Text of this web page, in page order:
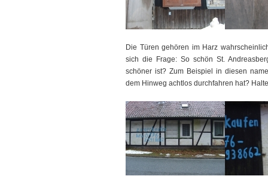
Die Türen gehören im Harz
sich die Frage: So schön St.
schöner ist? Zum Beispiel in diesen
dem Hinweg achtlos durchfahren hat?